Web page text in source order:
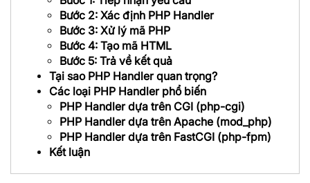
Bước 2: Xác định PHP Handler
Bước 3: Xử lý mã PHP
Bước 4: Tạo mã HTML
Bước 5: Trả về kết quả
Tại sao PHP Handler quan trọng?
Các loại PHP Handler phổ biến
PHP Handler dựa trên CGI (php-cgi)
PHP Handler dựa trên Apache (mod_php)
PHP Handler dựa trên FastCGI (php-fpm)
Kết luận